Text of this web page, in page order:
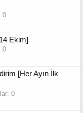
0
Ekim]
0
[Her Ayın İlk
0